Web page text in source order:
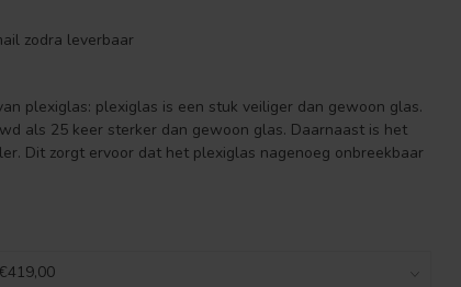
zodra leverbaar
plexiglas: plexiglas is een stuk veiliger dan gewoon glas.
als 25 keer sterker dan gewoon glas. Daarnaast is het
Dit zorgt ervoor dat het plexiglas nagenoeg onbreekbaar